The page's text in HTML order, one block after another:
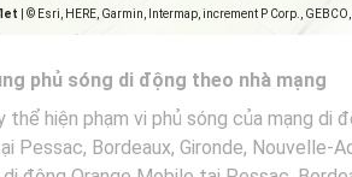
© Esri, HERE, Garmin, Intermap, increment P Corp.,
phủ sóng di động theo nhà mạng
thể hiện phạm vi phủ sóng của mạng di
Pessac, Bordeaux, Gironde, Nouvelle-